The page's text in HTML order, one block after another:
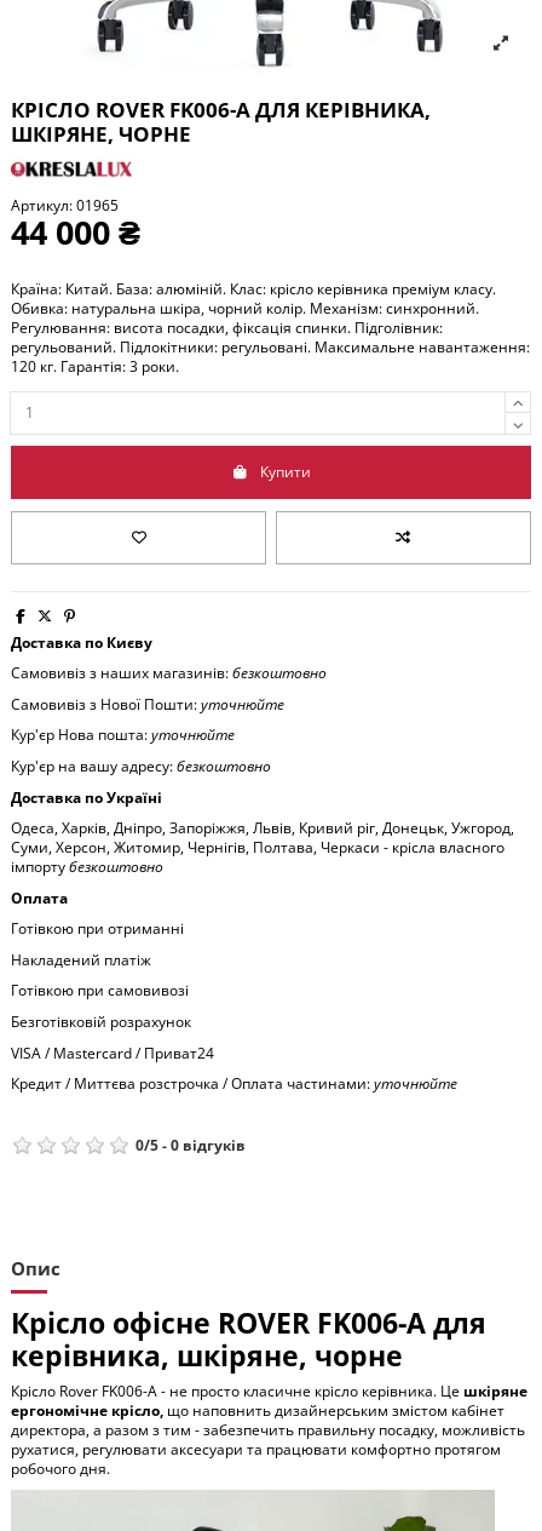
КРІСЛО ROVER FK006-A ДЛЯ КЕРІВНИКА,
ШКІРЯНЕ, ЧОРНЕ
Артикул:01965
44 000 ₴
Країна: Китай. База: алюміній. Клас: крісло керівника преміум класу.
Обивка: натуральна шкіра, чорний колір. Механізм: синхронний.
Регулювання: висота посадки, фіксація спинки. Підголівник:
регульований. Підлокітники: регульовані. Максимальне навантаження:
120 кг. Гарантія: 3 роки.
Купити
Доставка по Києву
Самовивіз з наших магазинів:безкоштовно
Самовивіз з Нової Пошти:уточнюйте
Кур'єр Нова пошта:уточнюйте
Кур'єр на вашу адресу:безкоштовно
Доставка по Україні
Одеса, Харків, Дніпро, Запоріжжя, Львів, Кривий ріг, Донецьк, Ужгород,
Суми, Херсон, Житомир, Чернігів, Полтава, Черкаси - крісла власного
імпортубезкоштовно
Оплата
Готівкою при отриманні
Накладений платіж
Готівкою при самовивозі
Безготівковій розрахунок
VISA / Mastercard / Приват24
Кредит / Миттєва розстрочка / Оплата частинами:уточнюйте
0/5-0 відгуків
Опис
Крісло офісне ROVER FK006-A для
керівника, шкіряне, чорне
Крісло Rover FK006-A - не просто класичне крісло керівника. Це шкіряне
ергономічне крісло, що наповнить дизайнерським змістом кабінет
директора, а разом з тим - забезпечить правильну посадку, можливість
рухатися, регулювати аксесуари та працювати комфортно протягом
робочого дня.